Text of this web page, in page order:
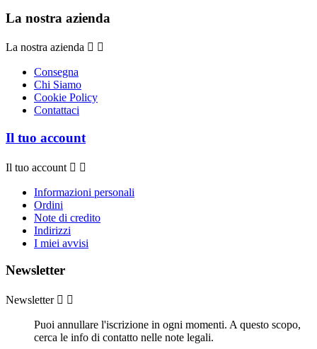
La nostra azienda
La nostra azienda  
Consegna
Chi Siamo
Cookie Policy
Contattaci
Il tuo account
Il tuo account  
Informazioni personali
Ordini
Note di credito
Indirizzi
I miei avvisi
Newsletter
Newsletter  
Puoi annullare l'iscrizione in ogni momenti. A questo scopo,
cerca le info di contatto nelle note legali.